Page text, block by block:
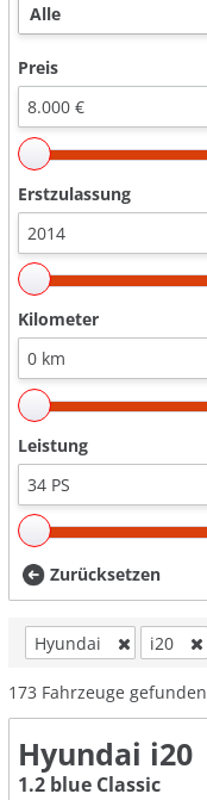
Preis
Erstzulassung
Kilometer
Leistung
Zurücksetzen
Hyundai i20
173 Fahrzeuge gefunden
Hyundai i20
1.2 blue Classic